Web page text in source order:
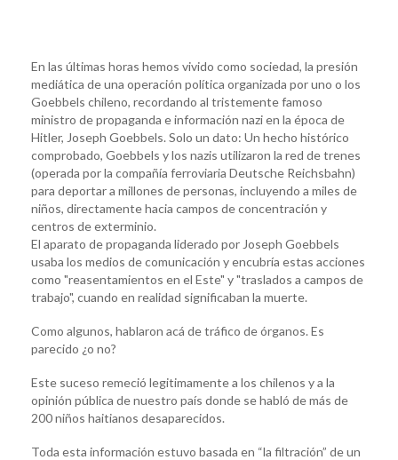
En las últimas horas hemos vivido como sociedad, la presión
mediática de una operación política organizada por uno o los
Goebbels chileno, recordando al tristemente famoso
ministro de propaganda e información nazi en la época de
Hitler, Joseph Goebbels. Solo un dato: Un hecho histórico
comprobado, Goebbels y los nazis utilizaron la red de trenes
(operada por la compañía ferroviaria Deutsche Reichsbahn)
para deportar a millones de personas, incluyendo a miles de
niños, directamente hacia campos de concentración y
centros de exterminio.
El aparato de propaganda liderado por Joseph Goebbels
usaba los medios de comunicación y encubría estas acciones
como "reasentamientos en el Este" y "traslados a campos de
trabajo", cuando en realidad significaban la muerte.
Como algunos, hablaron acá de tráfico de órganos. Es
parecido ¿o no?
Este suceso remeció legitimamente a los chilenos y a la
opinión pública de nuestro país donde se habló de más de
200 niños haitianos desaparecidos.
Toda esta información estuvo basada en “la filtración” de un